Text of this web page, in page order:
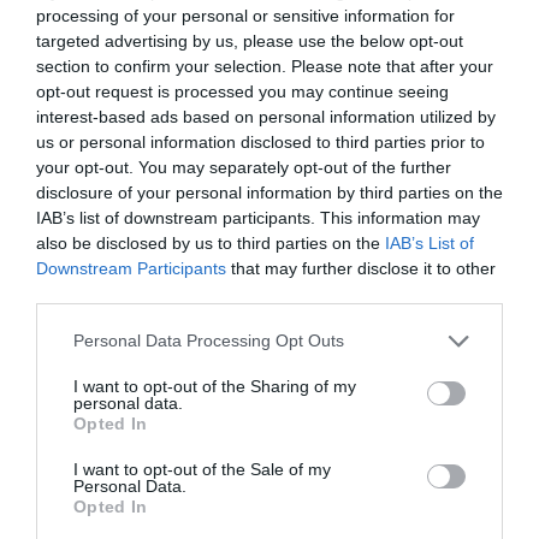
processing of your personal or sensitive information for
targeted advertising by us, please use the below opt-out
section to confirm your selection. Please note that after your
opt-out request is processed you may continue seeing
interest-based ads based on personal information utilized by
us or personal information disclosed to third parties prior to
your opt-out. You may separately opt-out of the further
disclosure of your personal information by third parties on the
IAB’s list of downstream participants. This information may
also be disclosed by us to third parties on the IAB’s List of
Downstream Participants that may further disclose it to other
Please note that this website/app uses one or more Google
not limited to your visit or usage behaviour. You may click to
grant or deny consent to Google and its third-party tags to
use your data for below specified purposes in below Google
consent section.
Personal Data Processing Opt Outs
I want to opt-out of the Sharing of my
personal data.
Opted In
I want to opt-out of the Sale of my
Personal Data.
Opted In
Iepriekšējā olimpiskajā ciklā Jānim palīdzēja divi
latvieši – fiziskās sagatavotības treneris
Daumants Dreiškens un mehāniķis Roberts
Obulders. Ja tiks panākta vienošanās par darba
turpināšanu Ķīnā, visticamāk, Miņinam palīgi
pamainīsies.
bobslejs Jānis Miņins Ķīna
Māris Zembergs
Nav akmenī cirsts! Latvijas Bobsleja un
lēmumu